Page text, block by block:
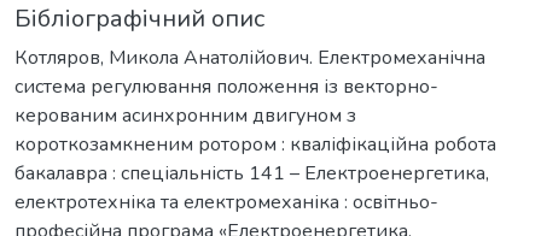
Бібліографічний опис
Котляров, Микола Анатолійович. Електромеханічна
система регулювання положення із векторно-
керованим асинхронним двигуном з
короткозамкненим ротором : кваліфікаційна робота
бакалавра : спеціальність 141 – Електроенергетика,
електротехніка та електромеханіка : освітньо-